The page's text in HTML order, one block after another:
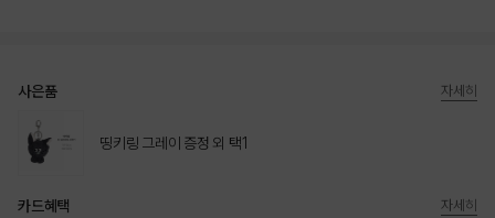
사은품
띵키링 그레이 증정 외 택1
자세히
카드혜택
자세히